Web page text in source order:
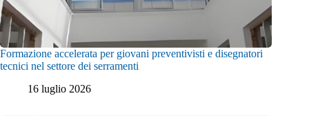
Formazione accelerata per giovani preventivisti e disegnatori
tecnici nel settore dei serramenti
16 luglio 2026